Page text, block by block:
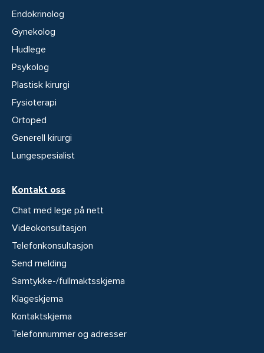
Endokrinolog
Gynekolog
Hudlege
Psykolog
Plastisk kirurgi
Fysioterapi
Ortoped
Generell kirurgi
Lungespesialist
Kontakt oss
Chat med lege på nett
Videokonsultasjon
Telefonkonsultasjon
Send melding
Samtykke-/fullmaktsskjema
Klageskjema
Kontaktskjema
Telefonnummer og adresser